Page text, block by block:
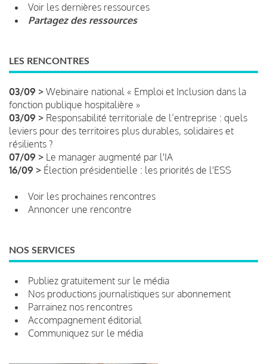
Voir les dernières ressources
Partagez des ressources
LES RENCONTRES
03/09 > Webinaire national « Emploi et Inclusion dans la
fonction publique hospitalière »
03/09 > Responsabilité territoriale de l’entreprise : quels
leviers pour des territoires plus durables, solidaires et
résilients ?
07/09 > Le manager augmenté par l'IA
16/09 > Élection présidentielle : les priorités de l'ESS
Voir les prochaines rencontres
Annoncer une rencontre
NOS SERVICES
Publiez gratuitement sur le média
Nos productions journalistiques sur abonnement
Parrainez nos rencontres
Accompagnement éditorial
Communiquez sur le média